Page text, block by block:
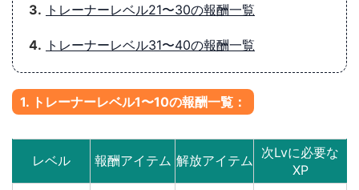
3. トレーナーレベル21〜30の報酬一覧
4. トレーナーレベル31〜40の報酬一覧
1. トレーナーレベル1〜10の報酬一覧：
レベル 報酬アイテム 解放アイテム
次Lvに必要な
XP